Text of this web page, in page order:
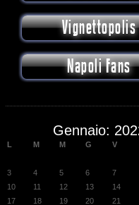
Vignettopolis
Napoli Fans
Gennaio:
L M M G V
3
4 5 6 7
10
11 12 13 14
17
18 19 20 21